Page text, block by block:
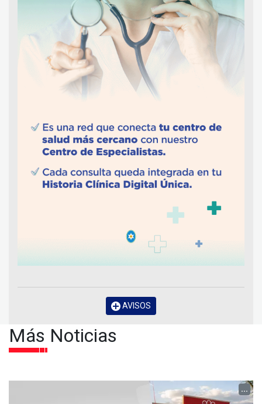
AVISOS
Más Noticias
...